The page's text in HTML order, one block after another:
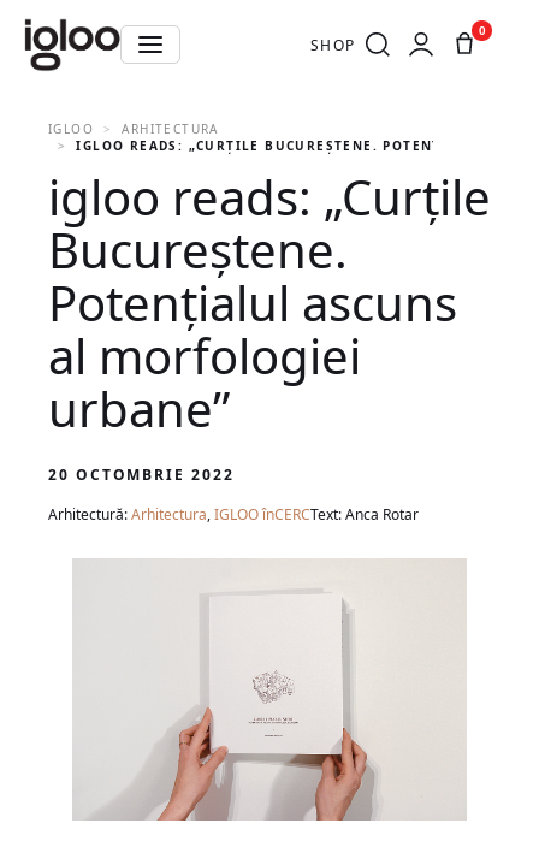
SHOP
0
IGLOO
ARHITECTURA
IGLOO READS: „CURȚILE BUCUREȘTENE. POTENȚIALUL
igloo reads: „Curțile
Bucureștene.
Potențialul ascuns
al morfologiei
urbane”
20 OCTOMBRIE 2022
Arhitectură:Arhitectura,IGLOO înCERCText: Anca Rotar